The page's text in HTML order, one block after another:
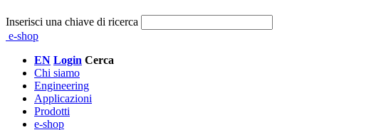
Inserisci una chiave di ricerca
e-shop
EN Login Cerca
Chi siamo
Engineering
Applicazioni
Prodotti
e-shop